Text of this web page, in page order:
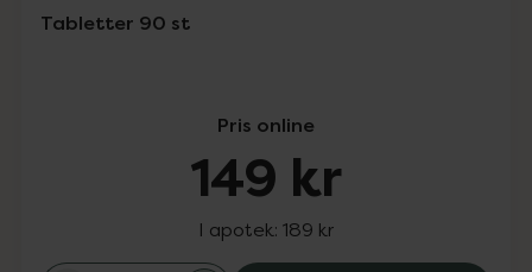
Tabletter 90 st
Pris online
149 kr
I apotek: 189 kr